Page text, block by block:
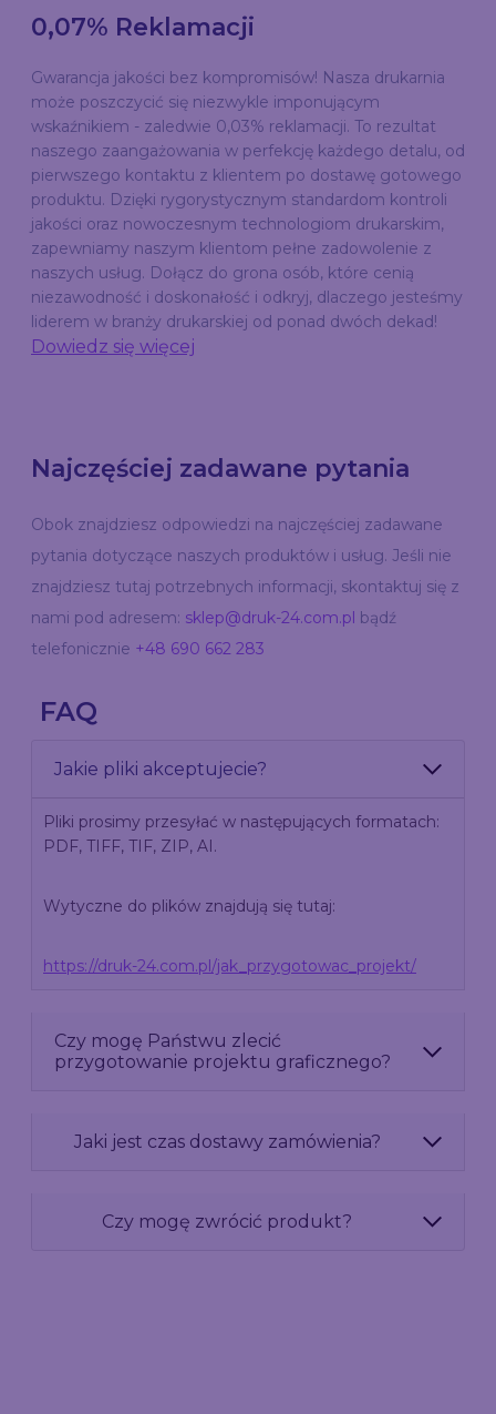
0,07% Reklamacji
Gwarancja jakości bez kompromisów! Nasza drukarnia
może poszczycić się niezwykle imponującym
wskaźnikiem - zaledwie 0,03% reklamacji. To rezultat
naszego zaangażowania w perfekcję każdego detalu, od
pierwszego kontaktu z klientem po dostawę gotowego
produktu. Dzięki rygorystycznym standardom kontroli
jakości oraz nowoczesnym technologiom drukarskim,
zapewniamy naszym klientom pełne zadowolenie z
naszych usług. Dołącz do grona osób, które cenią
niezawodność i doskonałość i odkryj, dlaczego jesteśmy
liderem w branży drukarskiej od ponad dwóch dekad!
Dowiedz się więcej
Najczęściej zadawane pytania
Obok znajdziesz odpowiedzi na najczęściej zadawane
pytania dotyczące naszych produktów i usług. Jeśli nie
znajdziesz tutaj potrzebnych informacji, skontaktuj się z
nami pod adresem: sklep@druk-24.com.pl bądź
telefonicznie +48 690 662 283
FAQ
Jakie pliki akceptujecie?
Pliki prosimy przesyłać w następujących formatach:
PDF, TIFF, TIF, ZIP, AI.
Wytyczne do plików znajdują się tutaj:
https://druk-24.com.pl/jak_przygotowac_projekt/
Czy mogę Państwu zlecić
przygotowanie projektu graficznego?
Jaki jest czas dostawy zamówienia?
Czy mogę zwrócić produkt?